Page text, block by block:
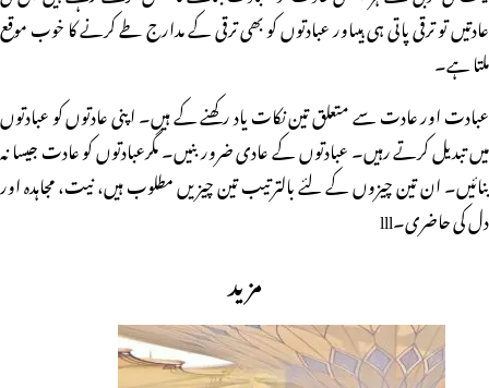
عادتیں تو ترقی پاتی ہی ہیںاور عبادتوں کو بھی ترقی کے مدارج طے کرنے کا خوب موقع
ملتا ہے۔
عبادت اور عادت سے متعلق تین نکات یاد رکھنے کے ہیں۔ اپنی عادتوں کو عبادتوں
میں تبدیل کرتے رہیں۔ عبادتوں کے عادی ضرور بنیں۔ مگرعبادتوں کو عادت جیسا نہ
بنائیں۔ ان تین چیزوں کے لئے بالترتیب تین چیزیں مطلوب ہیں، نیت، مجاہدہ اور
دل کی حاضری۔lll
مزید